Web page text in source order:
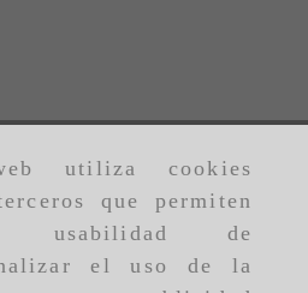
utiliza cookies
que permiten
usabilidad de
el uso de la